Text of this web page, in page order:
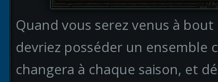
Quand vous serez venus à
devriez posséder un ensemble
changera à chaque saison, et